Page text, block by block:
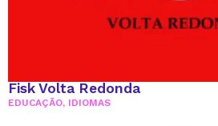
Fisk Volta Redonda
EDUCAÇÃO, IDIOMAS